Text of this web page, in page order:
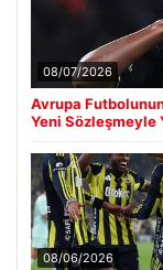
08/07/2026
Avrupa
Yeni Sözleşmeyle
08/06/2026